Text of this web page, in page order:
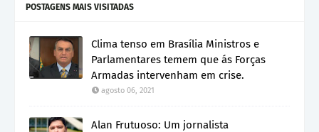
POSTAGENS MAIS VISITADAS
Clima tenso em Brasília Ministros e
Parlamentares temem que ás Forças
Armadas intervenham em crise.
agosto 06, 2021
Alan Frutuoso: Um jornalista